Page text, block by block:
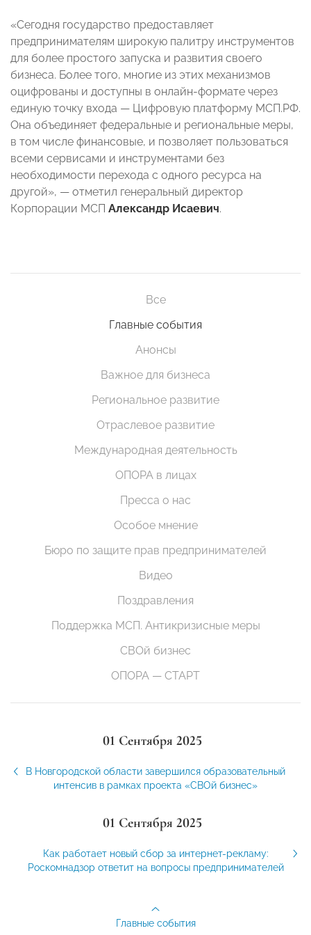
«Сегодня государство предоставляет
предпринимателям широкую палитру инструментов
для более простого запуска и развития своего
бизнеса. Более того, многие из этих механизмов
оцифрованы и доступны в онлайн-формате через
единую точку входа — Цифровую платформу МСП.РФ.
Она объединяет федеральные и региональные меры,
в том числе финансовые, и позволяет пользоваться
всеми сервисами и инструментами без
необходимости перехода с одного ресурса на
другой», — отметил генеральный директор
Корпорации МСП Александр Исаевич.
Все
Главные события
Анонсы
Важное для бизнеса
Региональное развитие
Отраслевое развитие
Международная деятельность
ОПОРА в лицах
Пресса о нас
Особое мнение
Бюро по защите прав предпринимателей
Видео
Поздравления
Поддержка МСП. Антикризисные меры
СВОй бизнес
ОПОРА — СТАРТ
01 Сентября 2025
В Новгородской области завершился образовательный
интенсив в рамках проекта «СВОй бизнес»
01 Сентября 2025
Как работает новый сбор за интернет-рекламу:
Роскомнадзор ответит на вопросы предпринимателей
Главные события